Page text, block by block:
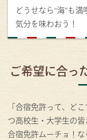
どうせなら“海”も
気分を味わおう！
ご希望に合っ
「合宿免許って、ど
つ高校生・大学生の皆
合宿免許ムーチョ！